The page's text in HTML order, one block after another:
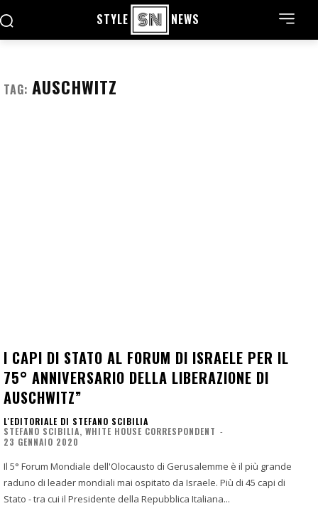
STYLE NEWS
TAG: AUSCHWITZ
I CAPI DI STATO AL FORUM DI ISRAELE PER IL
75° ANNIVERSARIO DELLA LIBERAZIONE DI
AUSCHWITZ”
L'EDITORIALE DI STEFANO SCIBILIA
STEFANO SCIBILIA, WHITE HOUSE CORRESPONDENT -
23 GENNAIO 2020
Il 5° Forum Mondiale dell'Olocausto di Gerusalemme è il più grande
raduno di leader mondiali mai ospitato da Israele. Più di 45 capi di
Stato - tra cui il Presidente della Repubblica Italiana...